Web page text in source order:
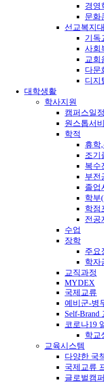
경영
문화
선교복지
기독
사회
교회
다문
디지
대학생활
학사지원
캠퍼스일정
원스톱서
학적
휴학
조기
복수
부전
졸업
학부
학점
전공
수업
장학
주요
학자
교직과정
MYDEX
국제교류
예비군-병
Self-Brand
코로나19
학교
교육시스템
다양한 국
국제교류
글로벌캠